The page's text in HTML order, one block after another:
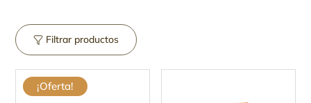
Filtrar productos
¡Oferta!